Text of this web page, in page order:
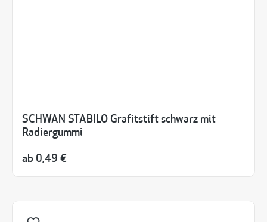
SCHWAN STABILO Grafitstift schwarz mit
Radiergummi
ab 0,49 €